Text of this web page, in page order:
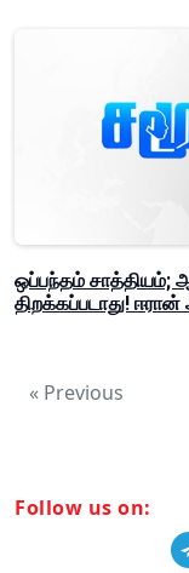
ஒப்பந்தம்
திறக்கப்படாது! ஈரான்
« Previous
Follow us on: